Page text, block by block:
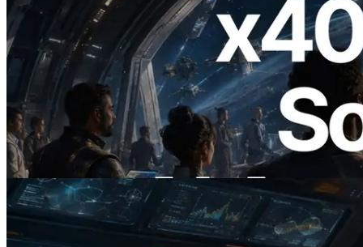
2026.07.04
ERPC startet x402-fähige Solana RPC —
Der Beginn einer Ära, in der KI-Agenten
APIs bei Bedarf bezahlen
Artikel lesen